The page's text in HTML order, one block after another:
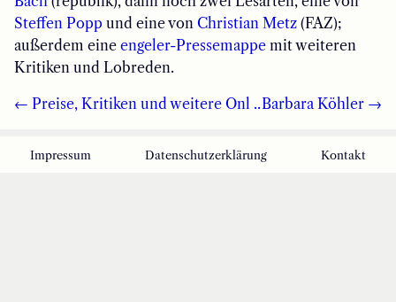
Steffen Popp und eine von Christian Metz (FAZ);
außerdem eine engeler-Pressemappe mit weiteren
Kritiken und Lobreden.
← Preise, Kritiken und weitere Onl ..Barbara Köhler →
Impressum Datenschutzerklärung Kontakt